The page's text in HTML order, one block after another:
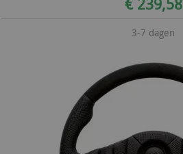
€ 239,58
3-7 dagen